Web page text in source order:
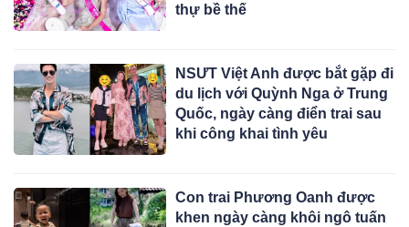
thự bề thế
NSƯT Việt Anh được bắt gặp đi
du lịch với Quỳnh Nga ở Trung
Quốc, ngày càng điển trai sau
khi công khai tình yêu
Con trai Phương Oanh được
khen ngày càng khôi ngô tuấn